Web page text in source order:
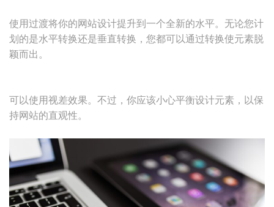
使用过渡将你的网站设计提升到一个全新的水平。无论您计
划的是水平转换还是垂直转换，您都可以通过转换使元素脱
颖而出。
可以使用视差效果。不过，你应该小心平衡设计元素，以保
持网站的直观性。